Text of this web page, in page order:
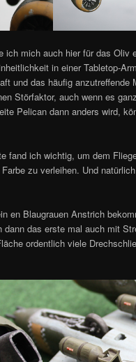
ich mich auch hier für das Oliv
in einer Tabletop-
und das häufig anzutreffende
Störfaktor, auch wenn es
Pelican dann anders wird,
fand ich wichtig, um dem
zu verleihen. Und
en Blaugrauen Anstrich
dann das erste mal auch mit
ordentlich viele